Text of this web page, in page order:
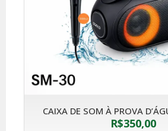
CAIXA DE SOM À PROVA
R$350,00